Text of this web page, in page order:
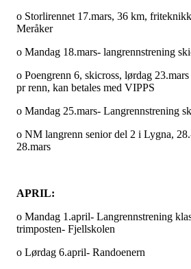
o Storlirennet 17.mars, 36 km,
Meråker
o Mandag 18.mars- langrennstrening
o Poengrenn 6, skicross, lørdag
pr renn, kan betales med VIPPS
o Mandag 25.mars- Langrennstrening
o NM langrenn senior del 2 i Lygna,
28.mars
APRIL:
o Mandag 1.april- Langrennstrening
trimposten- Fjellskolen
o Lørdag 6.april- Randoenern